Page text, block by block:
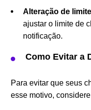
Alteração de
ajustar o limite de
notificação.
Como Evitar a
Para evitar que seus
esse motivo,